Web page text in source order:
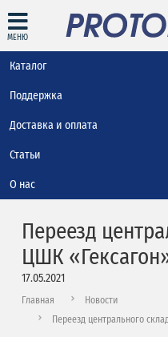
МЕНЮ
Каталог
Поддержка
Доставка и оплата
Статьи
О нас
Переезд
ЦШК
17.05.2021
Главная
Новости
Переезд центрального